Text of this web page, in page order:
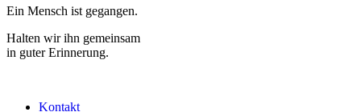
Ein Mensch ist gegangen.
Halten wir ihn gemeinsam
in guter Erinnerung.
Kontakt